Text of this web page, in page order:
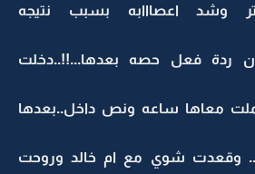
وشد اعصااابه بسبب نتيجه
ردة فعل حصه بعدها...!!..دخلت
معاها ساعه ونص داخل..بعدها
وقعدت شوي مع ام خالد وروحت